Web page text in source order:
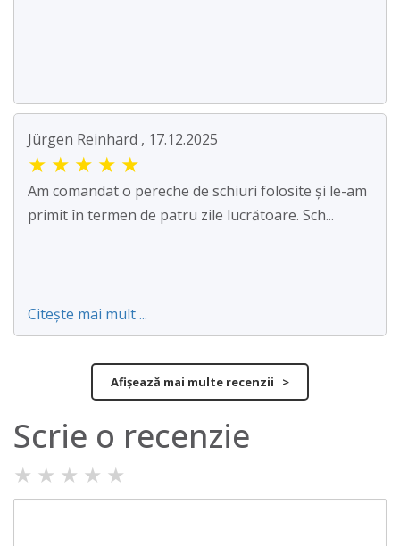
Jürgen Reinhard , 17.12.2025
★ ★ ★ ★ ★
Am comandat o pereche de schiuri folosite și le-am
primit în termen de patru zile lucrătoare. Sch...
Citește mai mult ...
Afișează mai multe recenzii >
Scrie o recenzie
★ ★ ★ ★ ★